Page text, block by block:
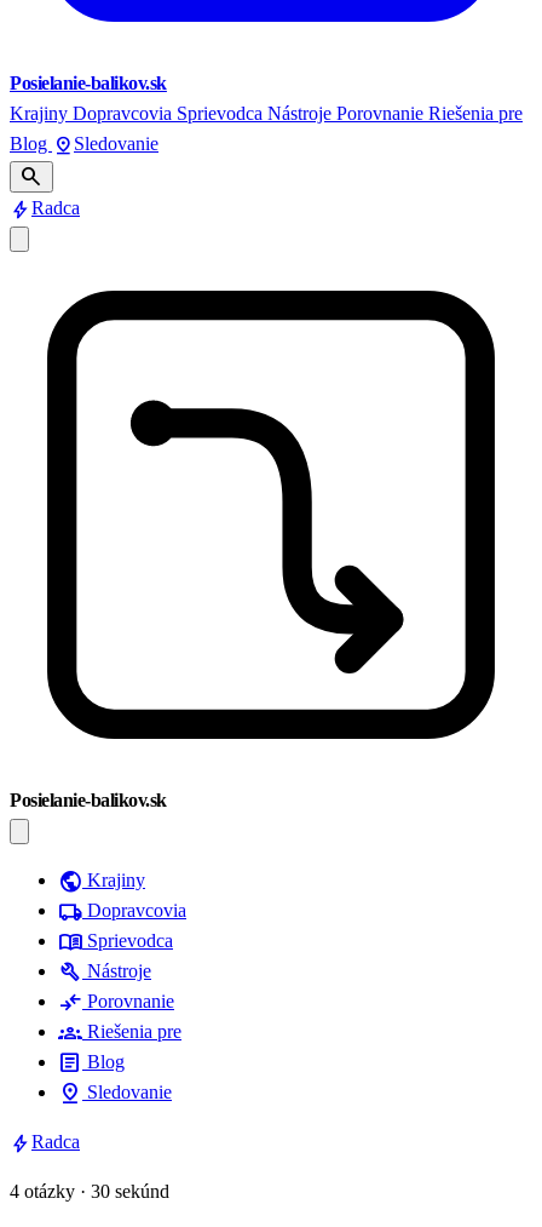
Posielanie-balikov.sk
Krajiny Dopravcovia Sprievodca Nástroje Porovnanie Riešenia pre
Blog pin_drop Sledovanie
search
boltRadca
Posielanie-balikov.sk
public Krajiny
local_shipping Dopravcovia
menu_book Sprievodca
build Nástroje
compare_arrows Porovnanie
groups Riešenia pre
article Blog
pin_drop Sledovanie
boltRadca
4 otázky · 30 sekúnd